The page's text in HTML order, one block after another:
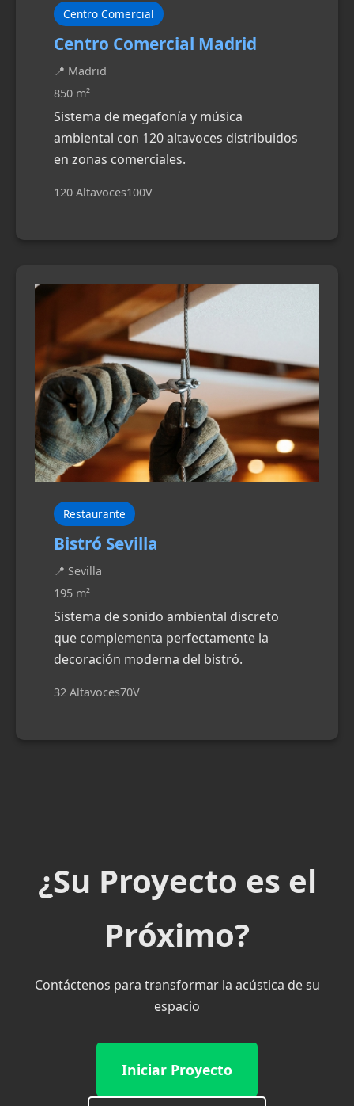
Centro Comercial
Centro Comercial Madrid
📍 Madrid
850 m²
Sistema de megafonía y música
ambiental con 120 altavoces distribuidos
en zonas comerciales.
120 Altavoces100V
Restaurante
Bistró Sevilla
📍 Sevilla
195 m²
Sistema de sonido ambiental discreto
que complementa perfectamente la
decoración moderna del bistró.
32 Altavoces70V
¿Su Proyecto es el
Próximo?
Contáctenos para transformar la acústica de su
espacio
Iniciar Proyecto